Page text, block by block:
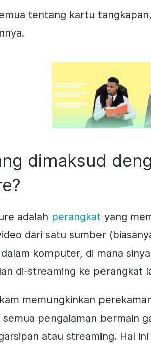
tentang kartu
dimaksud
adalah perangkat yang
dari satu sumber
komputer, di mana
di-streaming ke perangkat
memungkinkan
semua pengalaman bermain
atau streaming. Hal